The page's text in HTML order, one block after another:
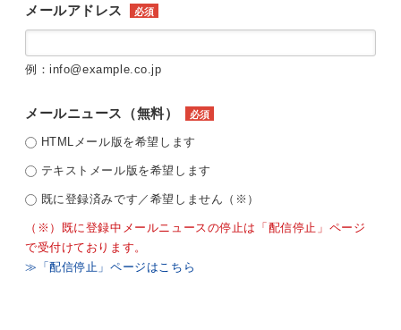
メールアドレス 必須
例：info@example.co.jp
メールニュース（無料） 必須
HTMLメール版を希望します
テキストメール版を希望します
既に登録済みです／希望しません（※）
（※）既に登録中メールニュースの停止は「配信停止」ページ
で受付けております。
≫「配信停止」ページはこちら